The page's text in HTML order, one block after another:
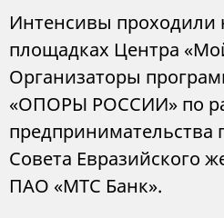
Интенсивы проходили
площадках Центра
Организаторы
«ОПОРЫ РОССИИ» по
предпринимательства
Совета Евразийского
ПАО «МТС Банк».